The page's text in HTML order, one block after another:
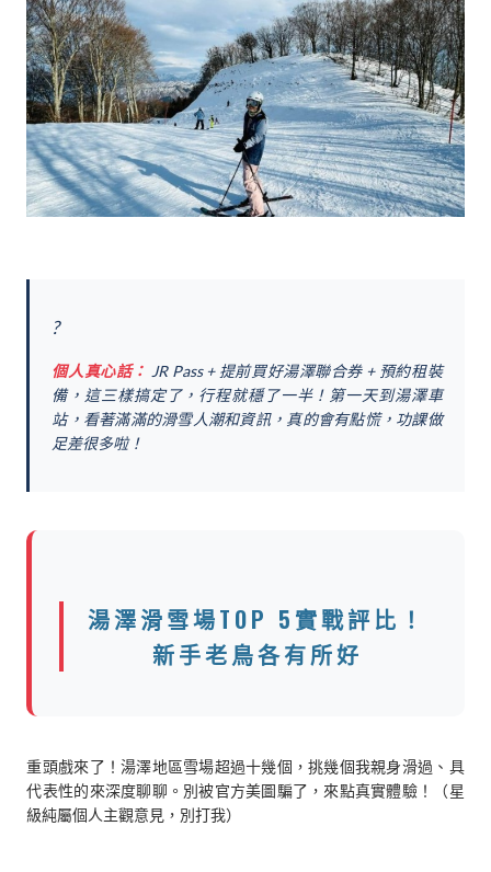
?️
個人真心話： JR Pass + 提前買好湯澤聯合券 + 預約租裝
備，這三樣搞定了，行程就穩了一半！第一天到湯澤車
站，看著滿滿的滑雪人潮和資訊，真的會有點慌，功課做
足差很多啦！
湯澤滑雪場TOP 5實戰評比！
新手老鳥各有所好
重頭戲來了！湯澤地區雪場超過十幾個，挑幾個我親身滑過、具
代表性的來深度聊聊。別被官方美圖騙了，來點真實體驗！（星
級純屬個人主觀意見，別打我）